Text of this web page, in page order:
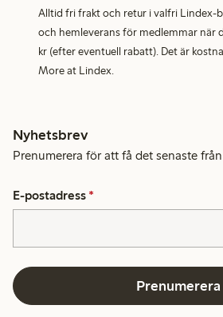
Alltid fri frakt och retur i valfri Lindex-
och hemleverans för medlemmar när
kr (efter eventuell rabatt). Det är
More at Lindex.
Nyhetsbrev
Prenumerera för att få det senaste
E-postadress *
Prenumerera